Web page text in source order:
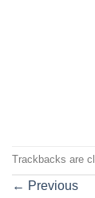
Trackbacks are
← Previous